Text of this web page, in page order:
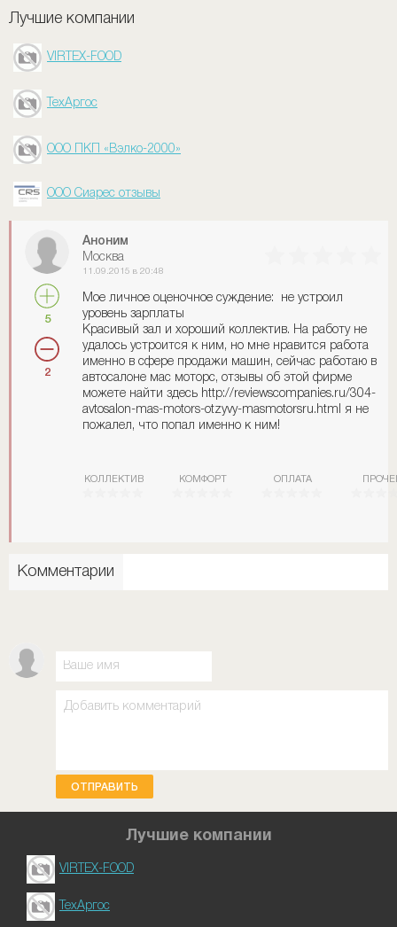
Лучшие компании
VIRTEX-FOOD
ТехАргос
ООО ПКП «Вэлко-2000»
ООО Сиарес отзывы
5
2
Аноним
Москва
11.09.2015 в 20:48
Мое личное оценочное суждение: не устроил
уровень зарплаты
Красивый зал и хороший коллектив. На работу не
удалось устроится к ним, но мне нравится работа
именно в сфере продажи машин, сейчас работаю в
автосалоне мас моторс, отзывы об этой фирме
можете найти здесь http://reviewscompanies.ru/304-
avtosalon-mas-motors-otzyvy-masmotorsru.html я не
пожалел, что попал именно к ним!
КОЛЛЕКТИВ КОМФОРТ ОПЛАТА
Комментарии
ОТПРАВИТЬ
Лучшие компании
VIRTEX-FOOD
ТехАргос